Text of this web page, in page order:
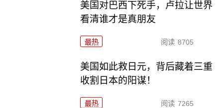
美国对巴西下死手，卢拉让世界
看清谁才是真朋友
最热 阅读 8705
美国如此救日元，背后藏着三重
收割日本的阳谋！
最热 阅读 7265